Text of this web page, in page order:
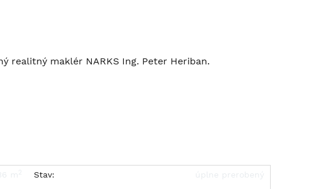
realitný maklér NARKS Ing. Peter Heriban.
Stav: